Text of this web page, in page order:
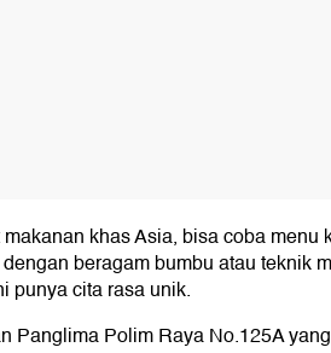
khas Asia, bisa coba
beragam bumbu atau teknik
punya cita rasa unik.
Panglima Polim Raya No.125A